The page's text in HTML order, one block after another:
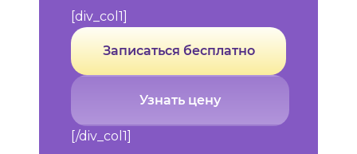
[div_col1]
Записаться бесплатно
Узнать цену
[/div_col1]